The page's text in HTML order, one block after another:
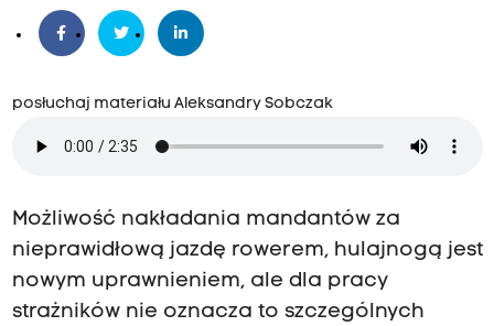
posłuchaj materiału Aleksandry Sobczak
Możliwość nakładania mandantów za
nieprawidłową jazdę rowerem, hulajnogą jest
nowym uprawnieniem, ale dla pracy
strażników nie oznacza to szczególnych